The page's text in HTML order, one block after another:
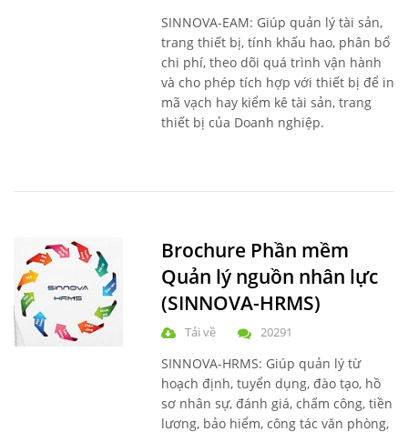
SINNOVA-EAM: Giúp quản lý tài sản,
trang thiết bị, tính khấu hao, phân bổ
chi phí, theo dõi quá trình vận hành
và cho phép tích hợp với thiết bị để in
mã vạch hay kiểm kê tài sản, trang
thiết bị của Doanh nghiệp.
Brochure Phần mềm
Quản lý nguồn nhân lực
(SINNOVA-HRMS)
Tải về 20291
SINNOVA-HRMS: Giúp quản lý từ
hoạch định, tuyển dụng, đào tạo, hồ
sơ nhân sự, đánh giá, chấm công, tiền
lương, bảo hiểm, công tác văn phòng,